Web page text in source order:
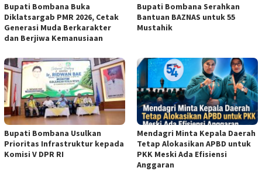
Bupati Bombana Buka
Diklatsargab PMR 2026, Cetak
Generasi Muda Berkarakter
dan Berjiwa Kemanusiaan
Bupati Bombana Serahkan
Bantuan BAZNAS untuk 55
Mustahik
Bupati Bombana Usulkan
Prioritas Infrastruktur kepada
Komisi V DPR RI
Mendagri Minta Kepala Daerah
Tetap Alokasikan APBD untuk
PKK Meski Ada Efisiensi
Anggaran